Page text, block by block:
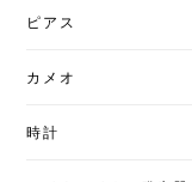
ピアス
カメオ
時計